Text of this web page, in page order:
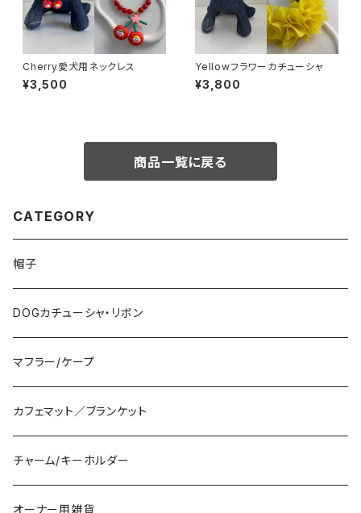
Cherry愛犬用ネックレス
¥3,500
Yellowフラワーカチューシャ
¥3,800
商品一覧に戻る
CATEGORY
帽子
DOGカチューシャ・リボン
マフラー/ケープ
カフェマット／ブランケット
チャーム/キーホルダー
オーナー用雑貨